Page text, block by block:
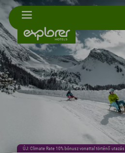
ÚJ: Climate Rate 10% bónusz vonattal történő